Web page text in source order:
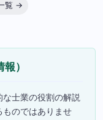
覧 →
）
な士業の役割の解説
ものではありませ